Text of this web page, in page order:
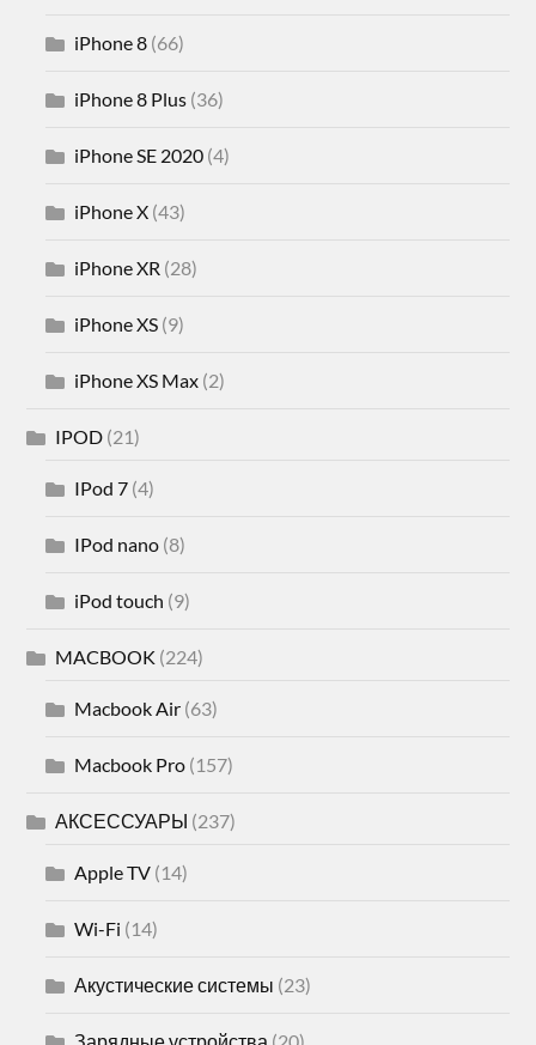
iPhone 8 (66)
iPhone 8 Plus (36)
iPhone SE 2020 (4)
iPhone X (43)
iPhone XR (28)
iPhone XS (9)
iPhone XS Max (2)
IPOD (21)
IPod 7 (4)
IPod nano (8)
iPod touch (9)
MACBOOK (224)
Macbook Air (63)
Macbook Pro (157)
АКСЕССУАРЫ (237)
Apple TV (14)
Wi-Fi (14)
Акустические системы (23)